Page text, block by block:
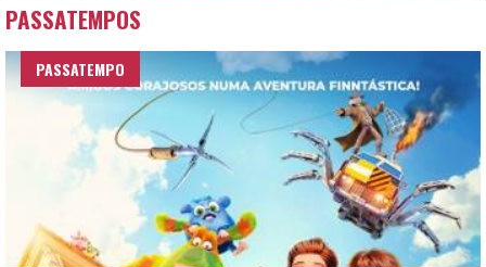
PASSATEMPOS
PASSATEMPO